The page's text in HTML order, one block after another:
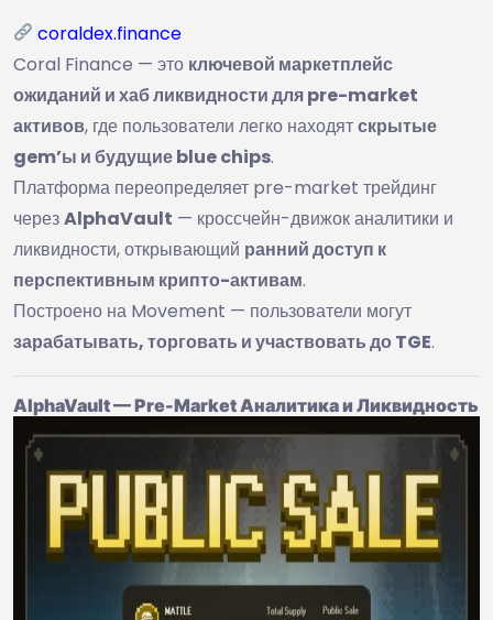
coraldex.finance
Coral Finance — это ключевой маркетплейс
ожиданий и хаб ликвидности для pre-market
активов, где пользователи легко находятскрытые
gem’ы и будущие blue chips.
Платформа переопределяет pre-market трейдинг
черезAlphaVault — кроссчейн-движок аналитики и
ликвидности, открывающий ранний доступ к
перспективным крипто-активам.
Построено на Movement — пользователи могут
зарабатывать, торговать и участвовать до TGE.
AlphaVault — Pre-Market Аналитика и Ликвидность